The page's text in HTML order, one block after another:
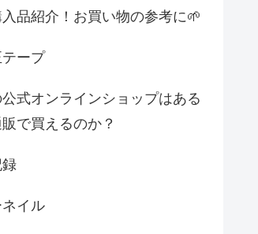
品紹介！お買い物の参考に🌱
ープ
式オンラインショップはある
で買えるのか？
イル